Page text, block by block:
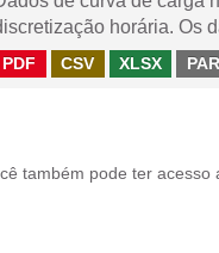
horária. Os
PDF CSV XLSX
também pode ter acesso